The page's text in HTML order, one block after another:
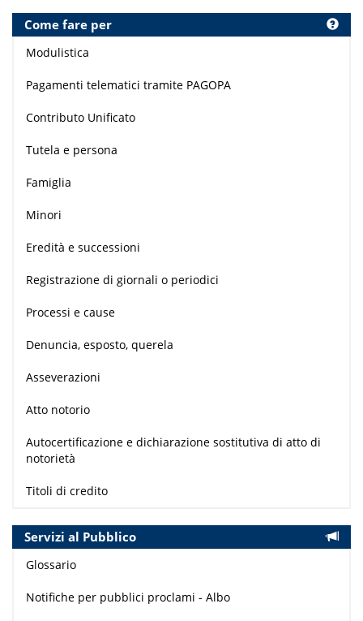
Come fare per
Modulistica
Pagamenti telematici tramite PAGOPA
Contributo Unificato
Tutela e persona
Famiglia
Minori
Eredità e successioni
Registrazione di giornali o periodici
Processi e cause
Denuncia, esposto, querela
Asseverazioni
Atto notorio
Autocertificazione e dichiarazione sostitutiva di atto di
notorietà
Titoli di credito
Servizi al Pubblico
Glossario
Notifiche per pubblici proclami - Albo